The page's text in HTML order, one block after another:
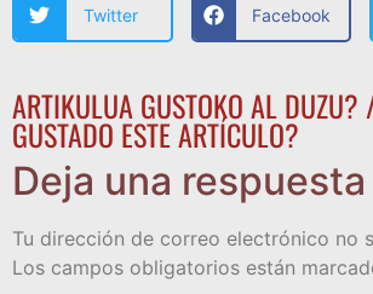
Twitter Facebook
ARTIKULUA GUSTOKO AL
GUSTADO ESTE ARTÍCULO?
Deja una respuesta
Tu dirección de correo electrónico no
Los campos obligatorios están